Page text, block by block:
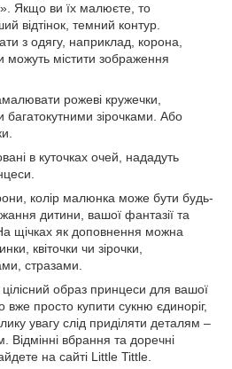
Якщо ви їх малюєте, то
відтінок, темний контур.
з одягу, наприклад, корона,
можуть містити зображення
рожеві кружечки,
багатокутними зірочками. Або
в куточках очей, нададуть
колір малюнка може бути будь-
дитини, вашої фантазії та
щічках як доповнення можна
квіточки чи зірочки,
стразами.
образ принцеси для вашої
вже просто купити сукню єдиноріг,
увагу слід приділяти деталям –
Відмінні вбрання та доречні
на сайті Little Tittle.